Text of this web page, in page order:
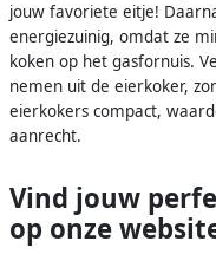
jouw favoriete eitje!
energiezuinig, omdat ze
koken op het gasfornuis.
nemen uit de eierkoker,
eierkokers compact,
aanrecht.
Vind jouw
op onze